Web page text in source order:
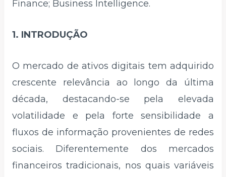
Finance; Business Intelligence.
1. INTRODUÇÃO
O mercado de ativos digitais tem adquirido
crescente relevância ao longo da última
década, destacando-se pela elevada
volatilidade e pela forte sensibilidade a
fluxos de informação provenientes de redes
sociais. Diferentemente dos mercados
financeiros tradicionais, nos quais variáveis